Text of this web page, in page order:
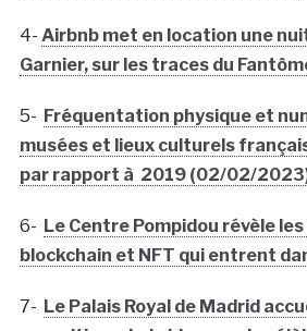
4- Airbnb met en location une
Garnier, sur les traces du
5- Fréquentation physique et
musées et lieux culturels
par rapport à 2019 (02/02/
6- Le Centre Pompidou révèle
blockchain et NFT qui entrent
7- Le Palais Royal de Madrid